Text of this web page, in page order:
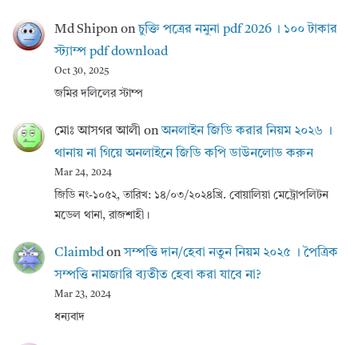
Md Shipononচুক্তি পত্রের নমুনা pdf 2026 । ১০০ টাকার
স্ট্যাম্প pdf download
Oct 30, 2025
জমির দলিলের স্টাম্প
মোঃ আসগর আলী onঅনলাইন জিডি করার নিয়ম ২০২৬ ।
থানায় না গিয়ে অনলাইনে জিডি কপি ডাউনলোড করুন
Mar 24, 2024
জিডি নং-১০৫২, তারিখ: ১৪/০৩/২০২৪খ্রি. বোয়ালিয়া মেট্রোপলিটন
মডেল থানা, রাজশাহী।
Claimbdonসম্পত্তি দান/হেবা নতুন নিয়ম ২০২৫ । পৈত্রিক
সম্পত্তি নামজারি ব্যতীত হেবা করা যাবে না?
Mar 23, 2024
ধন্যবাদ